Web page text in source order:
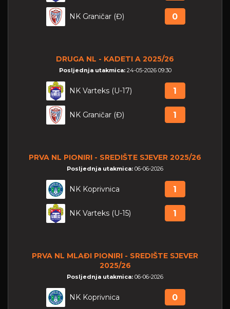
NK Graničar (Đ) 0
DRUGA NL - KADETI A 2025/26
Posljednja utakmica: 24-05-2026 09:30
NK Varteks (U-17) 1
NK Graničar (Đ) 1
PRVA NL PIONIRI - SREDIŠTE SJEVER 2025/26
Posljednja utakmica: 06-06-2026
NK Koprivnica 1
NK Varteks (U-15) 1
PRVA NL MLAĐI PIONIRI - SREDIŠTE SJEVER
2025/26
Posljednja utakmica: 06-06-2026
NK Koprivnica 0